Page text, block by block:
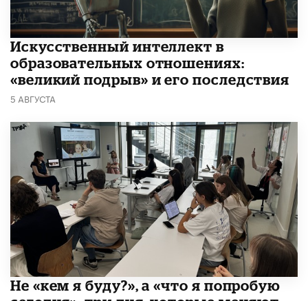
​Искусственный интеллект в
образовательных отношениях:
«великий подрыв» и его последствия
5 АВГУСТА
Не «кем я буду?», а «что я попробую